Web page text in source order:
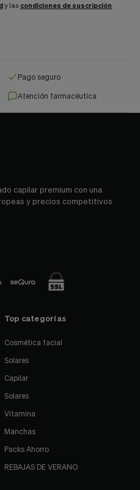
y las condiciones de suscripción
Pago seguro
Atención farmacéutica
capilar premium con una
y precios competitivos
Top categorías
Cosmética facial
Solares
Capilar
Solares
Vitamina
Manchas
Packs Ahorro
REBAJAS DE VERANO